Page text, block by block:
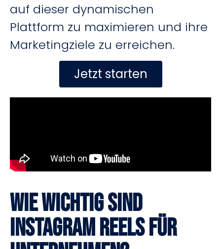
auf dieser dynamischen
Plattform zu maximieren und ihre
Marketingziele zu erreichen.
Jetzt starten
Wie wichtig Sind
Instagram Reels für